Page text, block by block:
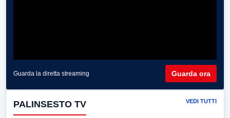
Guarda la diretta streaming Guarda ora
PALINSESTO TV VEDI TUTTI